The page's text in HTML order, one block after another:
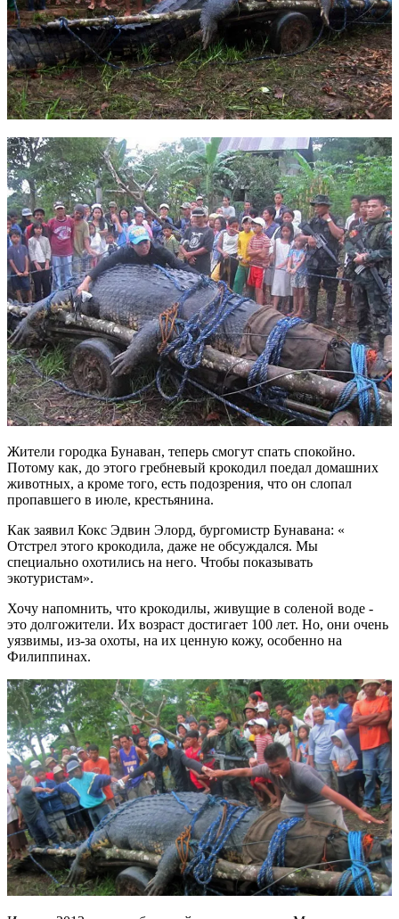
Жители городка Бунаван, теперь смогут спать спокойно.
Потому как, до этого гребневый крокодил поедал домашних
животных, а кроме того, есть подозрения, что он слопал
пропавшего в июле, крестьянина.
Как заявил Кокс Эдвин Элорд, бургомистр Бунавана: «
Отстрел этого крокодила, даже не обсуждался. Мы
специально охотились на него. Чтобы показывать
экотуристам».
Хочу напомнить, что крокодилы, живущие в соленой воде -
это долгожители. Их возраст достигает 100 лет. Но, они очень
уязвимы, из-за охоты, на их ценную кожу, особенно на
Филиппинах.